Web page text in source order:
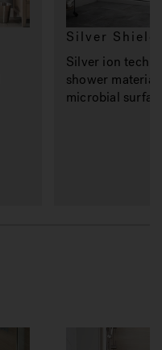
Silver Shield
Silver ion
shower
microbial